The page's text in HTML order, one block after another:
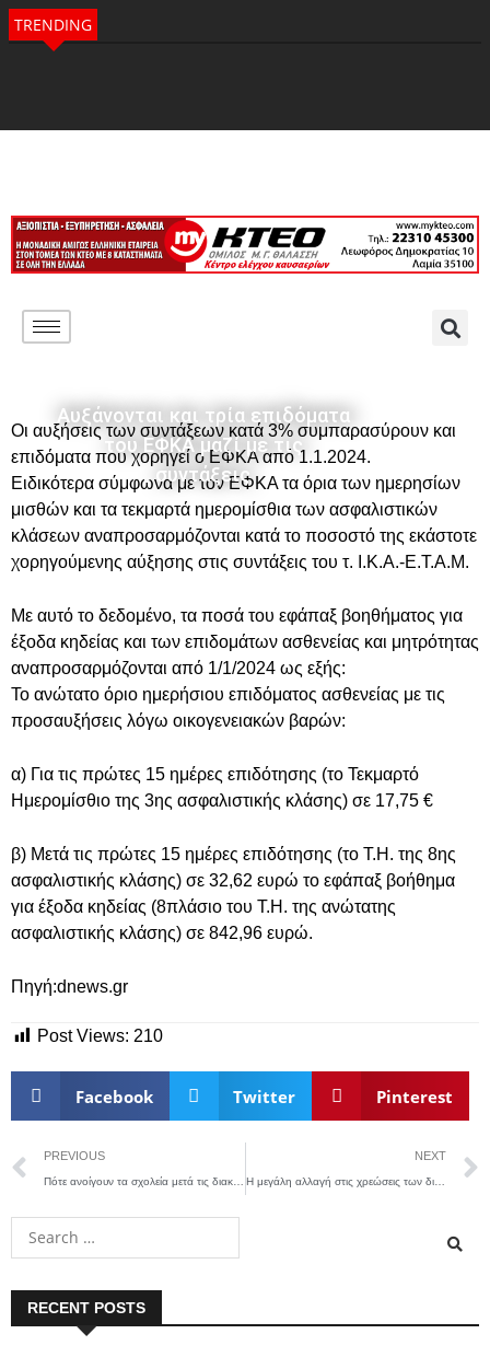
TRENDING
Αυξάνονται και τρία επιδόματα
του ΕΦΚΑ μαζί με τις
συντάξεις
Οι αυξήσεις των συντάξεων κατά 3% συμπαρασύρουν και
επιδόματα που χορηγεί ο ΕΦΚΑ από 1.1.2024.
Ειδικότερα σύμφωνα με τον ΕΦΚΑ τα όρια των ημερησίων
μισθών και τα τεκμαρτά ημερομίσθια των ασφαλιστικών
κλάσεων αναπροσαρμόζονται κατά το ποσοστό της εκάστοτε
χορηγούμενης αύξησης στις συντάξεις του τ. Ι.Κ.Α.-Ε.Τ.Α.Μ.
Με αυτό το δεδομένο, τα ποσά του εφάπαξ βοηθήματος για
έξοδα κηδείας και των επιδομάτων ασθενείας και μητρότητας
αναπροσαρμόζονται από 1/1/2024 ως εξής:
Το ανώτατο όριο ημερήσιου επιδόματος ασθενείας με τις
προσαυξήσεις λόγω οικογενειακών βαρών:
α) Για τις πρώτες 15 ημέρες επιδότησης (το Τεκμαρτό
Ημερομίσθιο της 3ης ασφαλιστικής κλάσης) σε 17,75 €
β) Μετά τις πρώτες 15 ημέρες επιδότησης (το Τ.Η. της 8ης
ασφαλιστικής κλάσης) σε 32,62 ευρώ το εφάπαξ βοήθημα
για έξοδα κηδείας (8πλάσιο του Τ.Η. της ανώτατης
ασφαλιστικής κλάσης) σε 842,96 ευρώ.
Πηγή:dnews.gr
Post Views: 210
Facebook Twitter Pinterest
PREVIOUS NEXT
Η μεγάλη αλλαγή στις χρεώσεις των διατραπεζικών συναλλαγών
RECENT POSTS